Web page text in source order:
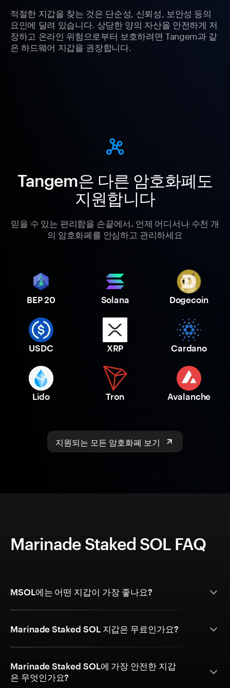
적절한 지갑을 찾는 것은 단순성, 신뢰성, 보안성 등의
요인에 달려 있습니다. 상당한 양의 자산을 안전하게 저
장하고 온라인 위험으로부터 보호하려면 Tangem과 같
은 하드웨어 지갑을 권장합니다.
Tangem은 다른 암호화폐도
지원합니다
믿을 수 있는 편리함을 손끝에서. 언제 어디서나 수천 개
의 암호화폐를 안심하고 관리하세요
BEP 20 Solana Dogecoin
USDC XRP Cardano
Lido Tron Avalanche
지원되는 모든 암호화폐 보기
Marinade Staked SOL FAQ
MSOL에는 어떤 지갑이 가장 좋나요?
Marinade Staked SOL 지갑은 무료인가요?
Marinade Staked SOL에 가장 안전한 지갑
은 무엇인가요?